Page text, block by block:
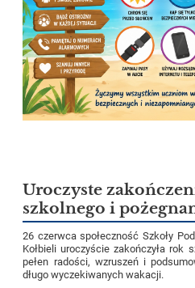
Uroczyste
szkolnego i
26 czerwca społeczność Szkoły
Kołbieli uroczyście zakończyła rok
pełen radości, wzruszeń i
długo wyczekiwanych wakacji.